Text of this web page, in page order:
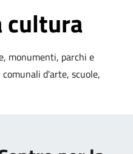
cultura
monumenti, parchi e
d'arte, scuole,